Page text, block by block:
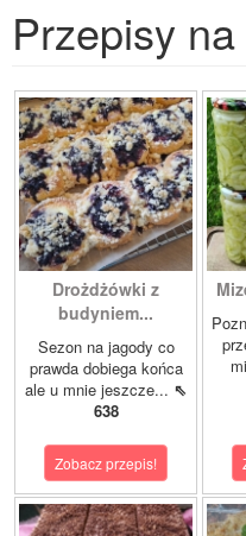
Przepisy
Drożdżówki z
budyniem...
Sezon na jagody co
prawda dobiega końca
ale u mnie jeszcze... ⇖
638
Zobacz przepis!